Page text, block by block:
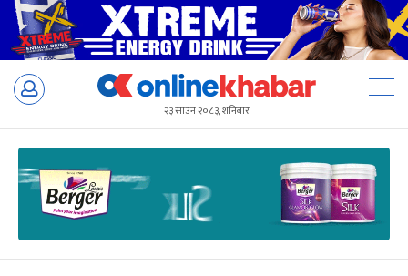
Skip
२३ साउन २०८३, शनिबार